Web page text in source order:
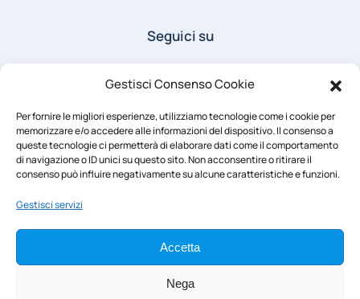
Gestisci Consenso Cookie
Per fornire le migliori esperienze, utilizziamo tecnologie come i cookie per
memorizzare e/o accedere alle informazioni del dispositivo. Il consenso a
queste tecnologie ci permetterà di elaborare dati come il comportamento
di navigazione o ID unici su questo sito. Non acconsentire o ritirare il
consenso può influire negativamente su alcune caratteristiche e funzioni.
Gestisci servizi
Accetta
Nega
Seguici su
Area Riservata